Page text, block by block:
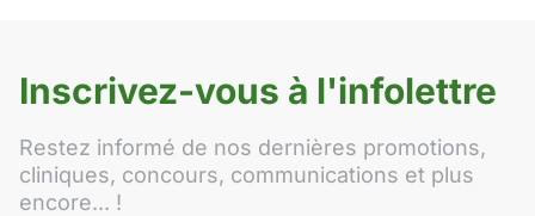
Inscrivez-vous à l'infolettre
Restez informé de nos dernières promotions,
cliniques, concours, communications et plus
encore... !